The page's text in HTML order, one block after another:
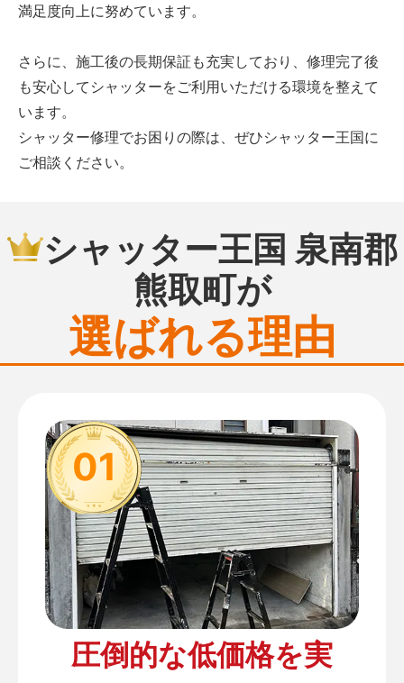
満足度向上に努めています。
さらに、施工後の長期保証も充実しており、修理完了後
も安心してシャッターをご利用いただける環境を整えて
います。
シャッター修理でお困りの際は、ぜひシャッター王国に
ご相談ください。
シャッター王国 泉南郡
熊取町が
選ばれる理由
01
圧倒的な低価格を実